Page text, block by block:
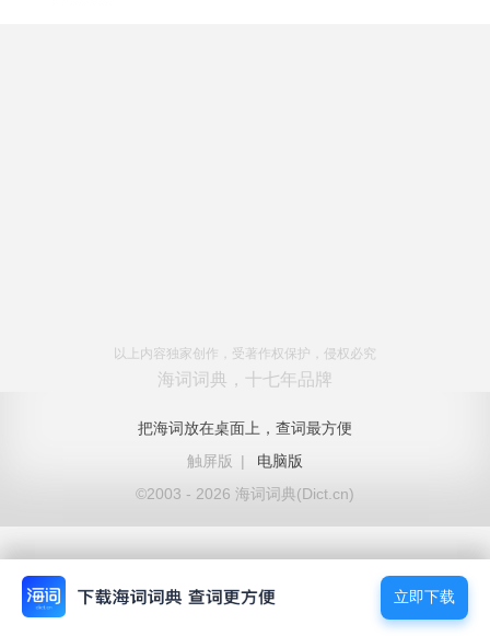
以上内容独家创作，受著作权保护，侵权必究
海词词典，十七年品牌
把海词放在桌面上，查词最方便
触屏版
|
电脑版
©2003 - 2026 海词词典(Dict.cn)
立即下载
立即下载